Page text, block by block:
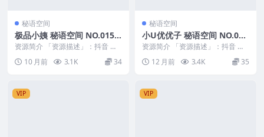
秘语空间
极品小姨 秘语空间 NO.015
期 最新至：2025.10.11
资源简介 「资源描述」：抖音 极
品小姨 秘语空间 NO.015期 【2
V】最新至...
10 月前 3.1K 34
秘语空间
小U优优子 秘语空间 NO.014
期
资源简介 「资源描述」：抖音 小u
优优子 秘语空间 NO.014期 【22P
1V...12 月前 3.4K 35
VIP VIP